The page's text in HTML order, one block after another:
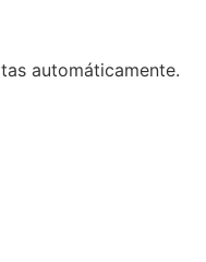
automáticamente.